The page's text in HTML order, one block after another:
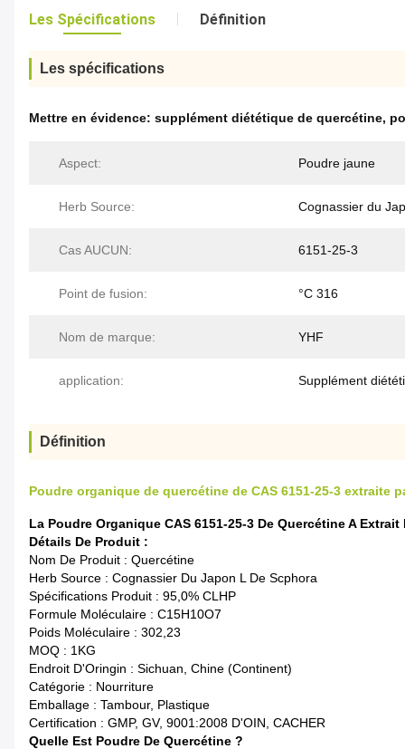
Les Spécifications Définition
Les spécifications
Mettre en évidence: supplément diététique de quercétine,
Aspect: Poudre jaune
Herb Source: Cognassier du
Cas AUCUN: 6151-25-3
Point de fusion: °C 316
Nom de marque: YHF
application: Supplément
Définition
Poudre organique de quercétine de CAS 6151-25-3 extraite
La Poudre Organique CAS 6151-25-3 De Quercétine A
Détails De Produit :
Nom De Produit : Quercétine
Herb Source : Cognassier Du Japon L De Scphora
Spécifications Produit : 95,0% CLHP
Formule Moléculaire : C15H10O7
Poids Moléculaire : 302,23
MOQ : 1KG
Endroit D'Oringin : Sichuan, Chine (continent)
Catégorie : Nourriture
Emballage : Tambour, Plastique
Certification : GMP, GV, 9001:2008 D'OIN, CACHER
Quelle Est Poudre De Quercétine ?